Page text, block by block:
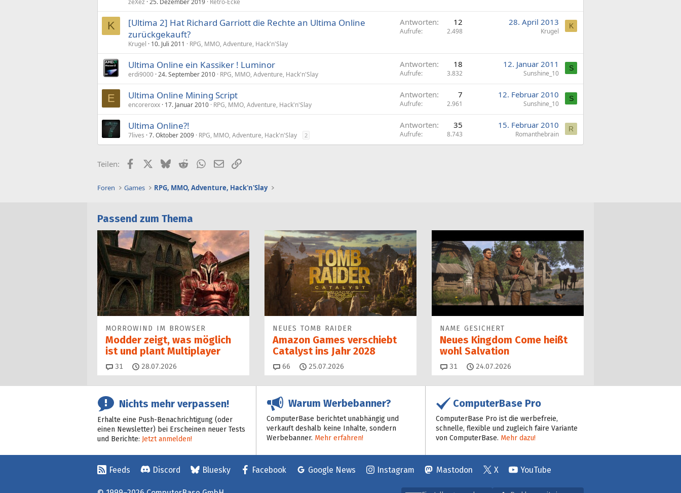
K
[Ultima 2] Hat Richard Garriott die Rechte an Ultima Online
zurückgekauft?
Krugel 10. Juli 2011 RPG, MMO, Adventure, Hack'n'Slay
Antworten 12
Aufrufe 2.498
28. April 2013
Krugel
K
Ultima Online ein Kassiker ! Luminor
erdi9000 24. September 2010 RPG, MMO, Adventure, Hack'n'Slay
Antworten 18
Aufrufe 3.832
12. Januar 2011
Sunshine_10
S
E Ultima Online Mining Script
encoreroxx 17. Januar 2010 RPG, MMO, Adventure, Hack'n'Slay
Antworten 7
Aufrufe 2.961
12. Februar 2010
Sunshine_10
S
Ultima Online?!
7lives 7. Oktober 2009 RPG, MMO, Adventure, Hack'n'Slay 2
Antworten 35
Aufrufe 8.743
15. Februar 2010
Romanthebrain
R
Teilen: FacebookX (Twitter)
BlueskyRedditWhatsApp
E-MailLink
Foren Games RPG, MMO, Adventure, Hack'n'Slay
Passend zum Thema
MORROWIND IM BROWSER
Modder zeigt, was möglich
ist und plant Multiplayer
31 Kommentare
28.07.2026
NEUES TOMB RAIDER
Amazon Games verschiebt
Catalyst ins Jahr 2028
66 Kommentare
25.07.2026
NAME GESICHERT
Neues Kingdom Come heißt
wohl Salvation
31 Kommentare
24.07.2026
Nichts mehr verpassen!
Erhalte eine Push-Benachrichtigung (oder
einen Newsletter) bei Erscheinen neuer Tests
und Berichte: Jetzt anmelden!
Warum Werbebanner?
ComputerBase berichtet unabhängig und
verkauft deshalb keine Inhalte, sondern
Werbebanner. Mehr erfahren!
ComputerBase Pro
ComputerBase Pro ist die werbefreie,
schnelle, flexible und zugleich faire Variante
von ComputerBase. Mehr dazu!
Feeds Discord Bluesky Facebook Google News Instagram Mastodon X YouTube